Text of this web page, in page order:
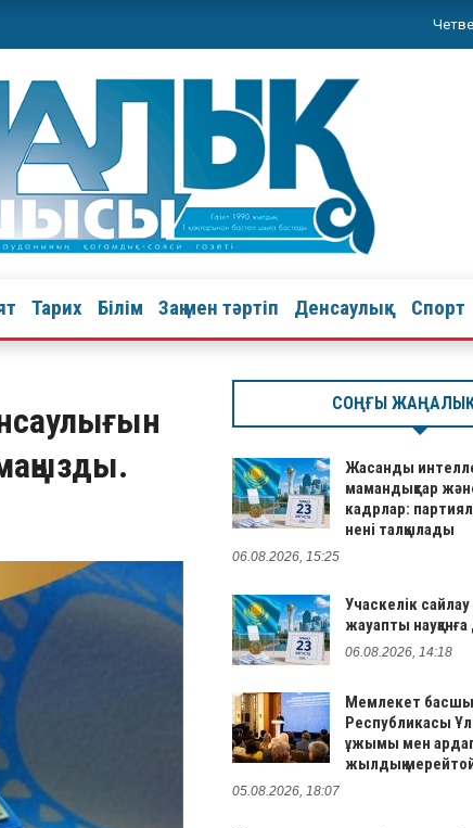
Тарих Білім Заң мен тәртіп Денсаулық Спорт
СОҢҒЫ
Жасанды
мамандықтар
кадрлар:
нені талқылады
06.08.2026, 15:25
Учаскелік
жауапты
06.08.2026, 14:18
Мемлекет
Республикасы
ұжымы мен
жылдық
05.08.2026, 18:07